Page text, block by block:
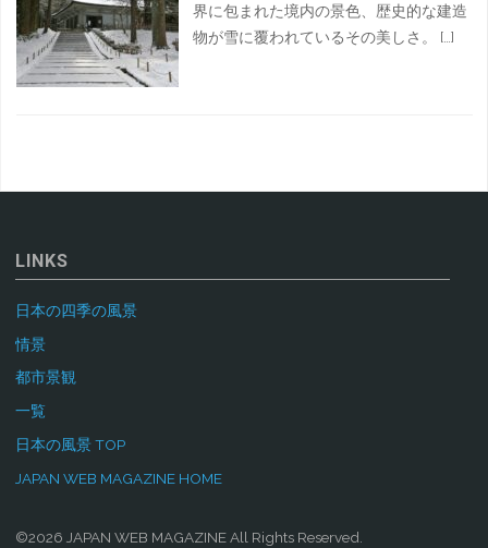
界に包まれた境内の景色、歴史的な建造
物が雪に覆われているその美しさ。 […]
LINKS
日本の四季の風景
情景
都市景観
一覧
日本の風景 TOP
JAPAN WEB MAGAZINE HOME
©2026 JAPAN WEB MAGAZINE All Rights Reserved.